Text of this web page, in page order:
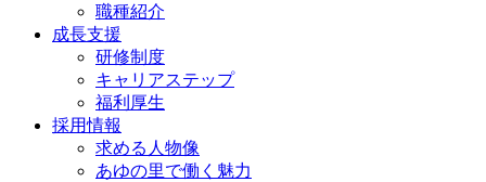
職種紹介
成長支援
研修制度
キャリアステップ
福利厚生
採用情報
求める人物像
あゆの里で働く魅力